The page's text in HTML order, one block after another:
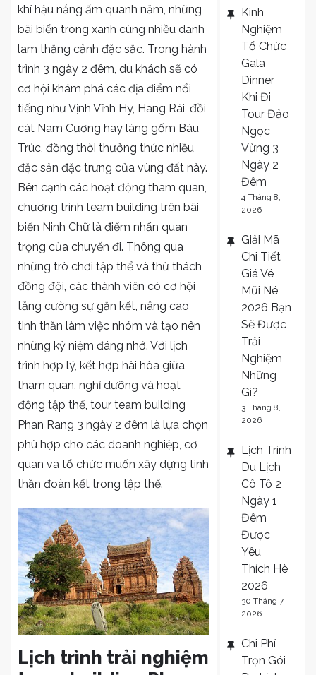
khí hậu nắng ấm quanh năm, những
bãi biển trong xanh cùng nhiều danh
lam thắng cảnh đặc sắc. Trong hành
trình 3 ngày 2 đêm, du khách sẽ có
cơ hội khám phá các địa điểm nổi
tiếng như Vịnh Vĩnh Hy, Hang Rái, đồi
cát Nam Cương hay làng gốm Bàu
Trúc, đồng thời thưởng thức nhiều
đặc sản đặc trưng của vùng đất này.
Bên cạnh các hoạt động tham quan,
chương trình team building trên bãi
biển Ninh Chữ là điểm nhấn quan
trọng của chuyến đi. Thông qua
những trò chơi tập thể và thử thách
đồng đội, các thành viên có cơ hội
tăng cường sự gắn kết, nâng cao
tinh thần làm việc nhóm và tạo nên
những kỷ niệm đáng nhớ. Với lịch
trình hợp lý, kết hợp hài hòa giữa
tham quan, nghỉ dưỡng và hoạt
động tập thể, tour team building
Phan Rang 3 ngày 2 đêm là lựa chọn
phù hợp cho các doanh nghiệp, cơ
quan và tổ chức muốn xây dựng tinh
thần đoàn kết trong tập thể.
Lịch trình trải nghiệm
Kinh
Nghiệm
Tổ Chức
Gala
Dinner
Khi Đi
Tour Đảo
Ngọc
Vừng 3
Ngày 2
Đêm
4 Tháng 8,
2026
Giải Mã
Chi Tiết
Giá Vé
Mũi Né
2026 Bạn
Sẽ Được
Trải
Nghiệm
Những
Gì?
3 Tháng 8,
2026
Lịch Trình
Du Lịch
Cô Tô 2
Ngày 1
Đêm
Được
Yêu
Thích Hè
2026
30 Tháng 7,
2026
Chi Phí
Trọn Gói